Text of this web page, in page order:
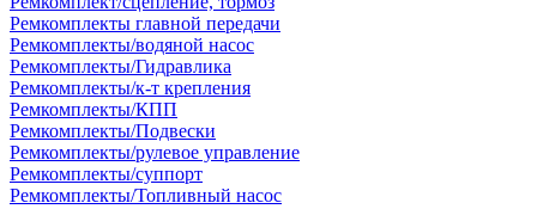
Ремкомплекты главной передачи
Ремкомплекты/водяной насос
Ремкомплекты/Гидравлика
Ремкомплекты/к-т крепления
Ремкомплекты/КПП
Ремкомплекты/Подвески
Ремкомплекты/рулевое управление
Ремкомплекты/суппорт
Ремкомплекты/Топливный насос